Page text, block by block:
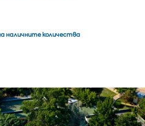
наличните количества